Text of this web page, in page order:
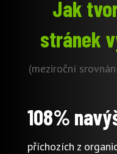
Jak
stránek
(meziroční
108%
příchozích z